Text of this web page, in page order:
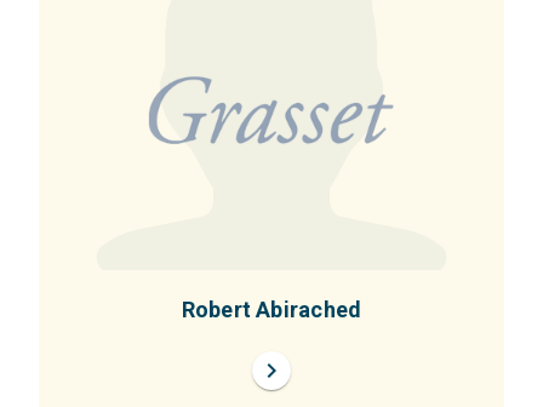
Robert Abirached
chevron_right